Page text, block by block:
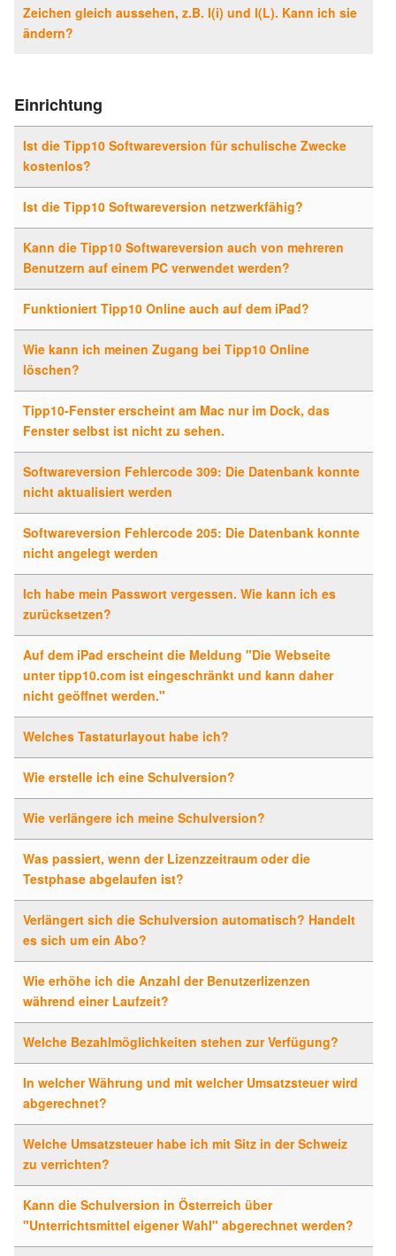
Zeichen gleich aussehen, z.B. I(i) und l(L). Kann ich sie
ändern?
Einrichtung
Ist die Tipp10 Softwareversion für schulische Zwecke
kostenlos?
Ist die Tipp10 Softwareversion netzwerkfähig?
Kann die Tipp10 Softwareversion auch von mehreren
Benutzern auf einem PC verwendet werden?
Funktioniert Tipp10 Online auch auf dem iPad?
Wie kann ich meinen Zugang bei Tipp10 Online
löschen?
Tipp10-Fenster erscheint am Mac nur im Dock, das
Fenster selbst ist nicht zu sehen.
Softwareversion Fehlercode 309: Die Datenbank konnte
nicht aktualisiert werden
Softwareversion Fehlercode 205: Die Datenbank konnte
nicht angelegt werden
Ich habe mein Passwort vergessen. Wie kann ich es
zurücksetzen?
Auf dem iPad erscheint die Meldung "Die Webseite
unter tipp10.com ist eingeschränkt und kann daher
nicht geöffnet werden."
Welches Tastaturlayout habe ich?
Wie erstelle ich eine Schulversion?
Wie verlängere ich meine Schulversion?
Was passiert, wenn der Lizenzzeitraum oder die
Testphase abgelaufen ist?
Verlängert sich die Schulversion automatisch? Handelt
es sich um ein Abo?
Wie erhöhe ich die Anzahl der Benutzerlizenzen
während einer Laufzeit?
Welche Bezahlmöglichkeiten stehen zur Verfügung?
In welcher Währung und mit welcher Umsatzsteuer wird
abgerechnet?
Welche Umsatzsteuer habe ich mit Sitz in der Schweiz
zu verrichten?
Kann die Schulversion in Österreich über
"Unterrichtsmittel eigener Wahl" abgerechnet werden?